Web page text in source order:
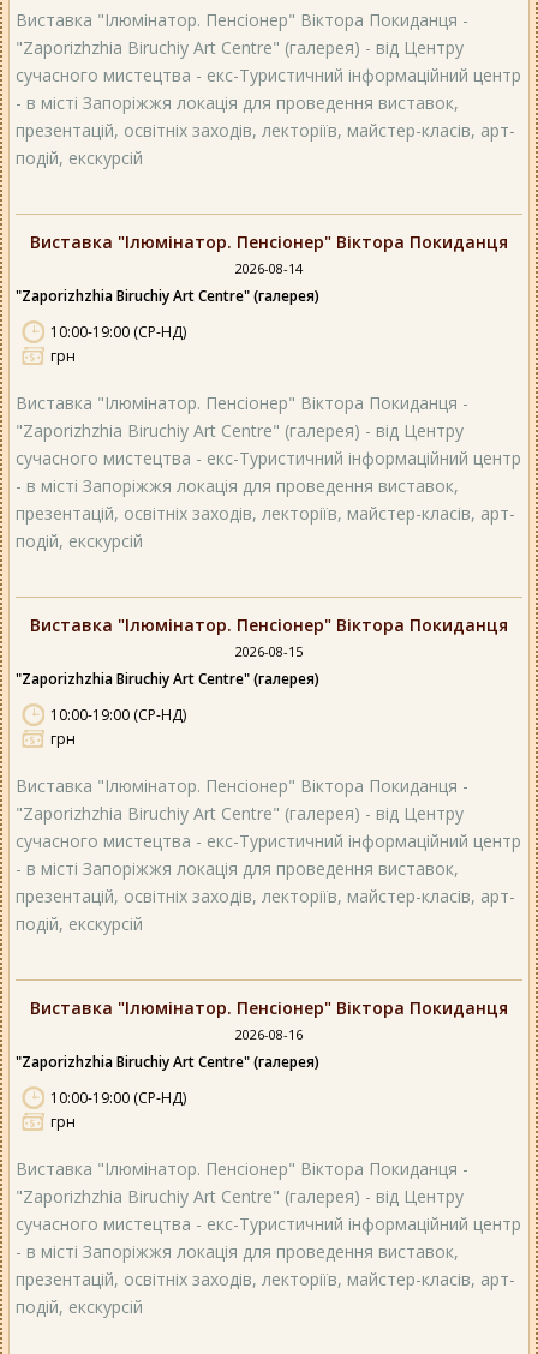
Виставка "Ілюмінатор. Пенсіонер" Віктора Покиданця -
"Zaporizhzhia Biruchiy Art Centre" (галерея) - від Центру
сучасного мистецтва - екс-Туристичний інформаційний центр
- в місті Запоріжжя локація для проведення виставок,
презентацій, освітніх заходів, лекторіїв, майстер-класів, арт-
подій, екскурсій
Виставка "Ілюмінатор. Пенсіонер" Віктора Покиданця
2026-08-14
"Zaporizhzhia Biruchiy Art Centre" (галерея)
10:00-19:00 (СР-НД)
грн
Виставка "Ілюмінатор. Пенсіонер" Віктора Покиданця -
"Zaporizhzhia Biruchiy Art Centre" (галерея) - від Центру
сучасного мистецтва - екс-Туристичний інформаційний центр
- в місті Запоріжжя локація для проведення виставок,
презентацій, освітніх заходів, лекторіїв, майстер-класів, арт-
подій, екскурсій
Виставка "Ілюмінатор. Пенсіонер" Віктора Покиданця
2026-08-15
"Zaporizhzhia Biruchiy Art Centre" (галерея)
10:00-19:00 (СР-НД)
грн
Виставка "Ілюмінатор. Пенсіонер" Віктора Покиданця -
"Zaporizhzhia Biruchiy Art Centre" (галерея) - від Центру
сучасного мистецтва - екс-Туристичний інформаційний центр
- в місті Запоріжжя локація для проведення виставок,
презентацій, освітніх заходів, лекторіїв, майстер-класів, арт-
подій, екскурсій
Виставка "Ілюмінатор. Пенсіонер" Віктора Покиданця
2026-08-16
"Zaporizhzhia Biruchiy Art Centre" (галерея)
10:00-19:00 (СР-НД)
грн
Виставка "Ілюмінатор. Пенсіонер" Віктора Покиданця -
"Zaporizhzhia Biruchiy Art Centre" (галерея) - від Центру
сучасного мистецтва - екс-Туристичний інформаційний центр
- в місті Запоріжжя локація для проведення виставок,
презентацій, освітніх заходів, лекторіїв, майстер-класів, арт-
подій, екскурсій